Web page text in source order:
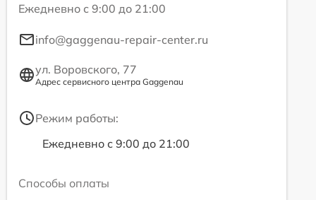
Ежедневно с 9:00 до 21:00
info@gaggenau-repair-center.ru
ул. Воровского, 77
Адрес сервисного центра Gaggenau
Режим работы:
Ежедневно с 9:00 до 21:00
Способы оплаты